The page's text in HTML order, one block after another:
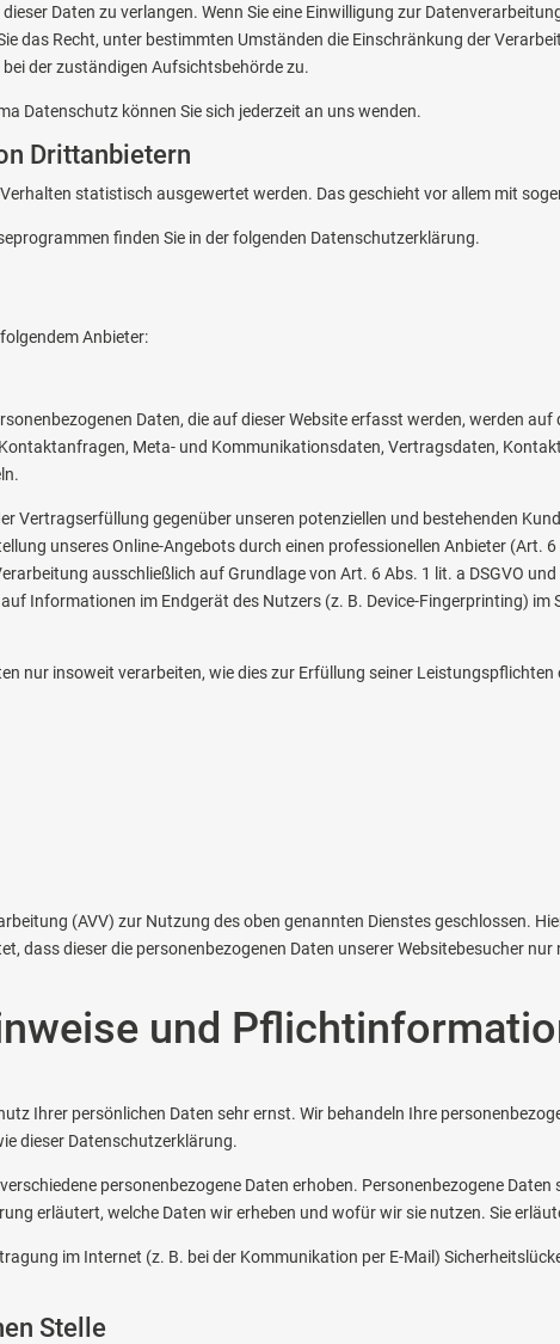
Daten zu verlangen. Wenn Sie eine Einwilligung zur
das Recht, unter bestimmten Umständen die Einschränkung der
der zuständigen Aufsichtsbehörde zu.
Datenschutz können Sie sich jederzeit an uns wenden.
Dritt­anbietern
statistisch ausgewertet werden. Das geschieht vor allem mit
finden Sie in der folgenden Datenschutzerklärung.
Anbieter:
Daten, die auf dieser Website erfasst werden, werden
Meta- und Kommunikationsdaten, Vertragsdaten,
Vertragserfüllung gegenüber unseren potenziellen und bestehenden
unseres Online-Angebots durch einen professionellen Anbieter (Art.
ausschließlich auf Grundlage von Art. 6 Abs. 1 lit. a DSGVO
Informationen im Endgerät des Nutzers (z. B. Device-Fingerprinting) im
nur insoweit verarbeiten, wie dies zur Erfüllung seiner
(AVV) zur Nutzung des oben genannten Dienstes geschlossen.
dass dieser die personenbezogenen Daten unserer Websitebesucher
und
Ihrer persönlichen Daten sehr ernst. Wir behandeln Ihre
dieser Datenschutzerklärung.
personenbezogene Daten erhoben. Personenbezogene
erläutert, welche Daten wir erheben und wofür wir sie nutzen. Sie
im Internet (z. B. bei der Kommunikation per E-Mail)
Stelle